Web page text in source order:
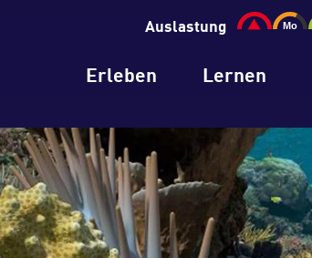
Auslastung
Erleben Lernen